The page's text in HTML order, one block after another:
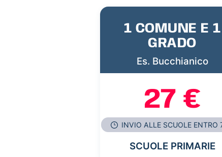
1 COMUNE E 1
GRADO
Es. Bucchianico
27 €
INVIO ALLE SCUOLE ENTRO
SCUOLE PRIMARIE